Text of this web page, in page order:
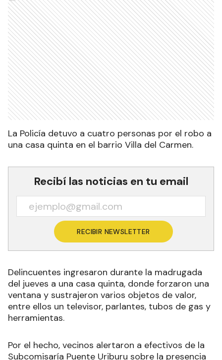
La Policía detuvo a cuatro personas por el robo a
una casa quinta en el barrio Villa del Carmen.
Recibí las noticias en tu email
RECIBIR NEWSLETTER
Delincuentes ingresaron durante la madrugada
del jueves a una casa quinta, donde forzaron una
ventana y sustrajeron varios objetos de valor,
entre ellos un televisor, parlantes, tubos de gas y
herramientas.
Por el hecho, vecinos alertaron a efectivos de la
Subcomisaría Puente Uriburu sobre la presencia